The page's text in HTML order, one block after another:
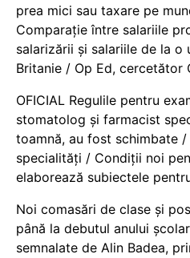
prea mici sau taxare pe
Comparație între salariile
salarizării și salariile de la o
Britanie / Op Ed, cercetător
OFICIAL Regulile pentru
stomatolog și farmacist
toamnă, au fost schimbate
specialități / Condiții noi
elaborează subiectele
Noi comasări de clase și
până la debutul anului
semnalate de Alin Badea,